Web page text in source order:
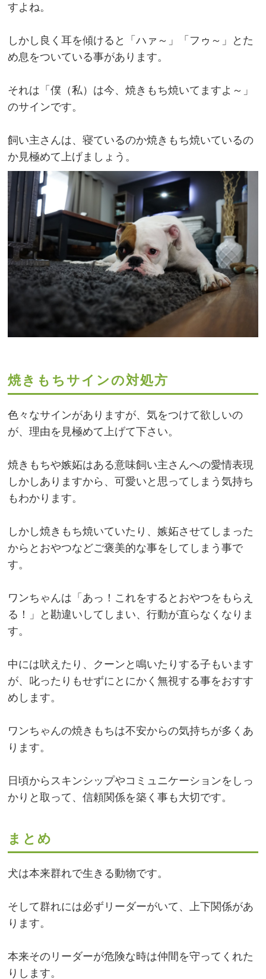
すよね。
しかし良く耳を傾けると「ハァ～」「フゥ～」とた
め息をついている事があります。
それは「僕（私）は今、焼きもち焼いてますよ～」
のサインです。
飼い主さんは、寝ているのか焼きもち焼いているの
か見極めて上げましょう。
焼きもちサインの対処方
色々なサインがありますが、気をつけて欲しいの
が、理由を見極めて上げて下さい。
焼きもちや嫉妬はある意味飼い主さんへの愛情表現
しかしありますから、可愛いと思ってしまう気持ち
もわかります。
しかし焼きもち焼いていたり、嫉妬させてしまった
からとおやつなどご褒美的な事をしてしまう事で
す。
ワンちゃんは「あっ！これをするとおやつをもらえ
る！」と勘違いしてしまい、行動が直らなくなりま
す。
中には吠えたり、クーンと鳴いたりする子もいます
が、叱ったりもせずにとにかく無視する事をおすす
めします。
ワンちゃんの焼きもちは不安からの気持ちが多くあ
ります。
日頃からスキンシップやコミュニケーションをしっ
かりと取って、信頼関係を築く事も大切です。
まとめ
犬は本来群れで生きる動物です。
そして群れには必ずリーダーがいて、上下関係があ
ります。
本来そのリーダーが危険な時は仲間を守ってくれた
りします。